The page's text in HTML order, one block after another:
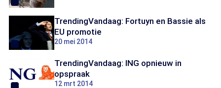
TrendingVandaag: Fortuyn en Bassie als
EU promotie
20 mei 2014
TrendingVandaag: ING opnieuw in
opspraak
12 mrt 2014